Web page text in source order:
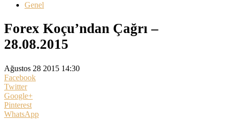
Genel
Forex Koçu’ndan Çağrı –
28.08.2015
Ağustos 28 2015 14:30
Facebook
Twitter
Google+
Pinterest
WhatsApp